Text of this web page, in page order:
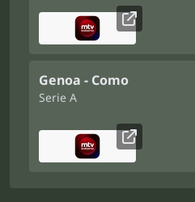
Genoa - Como
Serie A